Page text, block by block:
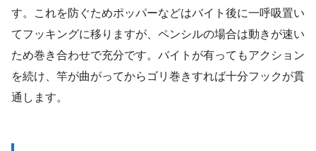
す。これを防ぐためポッパーなどはバイト後に一呼吸置い
てフッキングに移りますが、ペンシルの場合は動きが速い
ため巻き合わせで充分です。バイトが有ってもアクション
を続け、竿が曲がってからゴリ巻きすれば十分フックが貫
通します。